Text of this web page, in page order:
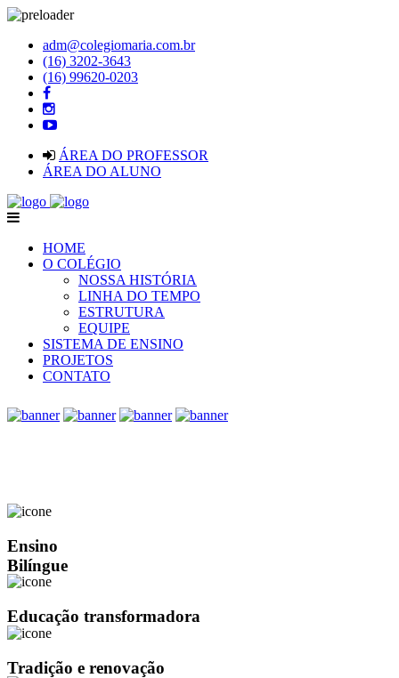
adm@colegiomaria.com.br
(16) 3202-3643
(16) 99620-0203
ÁREA DO PROFESSOR
ÁREA DO ALUNO
HOME
O COLÉGIO
NOSSA HISTÓRIA
LINHA DO TEMPO
ESTRUTURA
EQUIPE
SISTEMA DE ENSINO
PROJETOS
CONTATO
Ensino
Bilíngue
Educação transformadora
Tradição e renovação